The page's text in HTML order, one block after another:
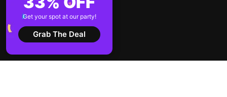
contextuelle sur n'importe quel
site Web
Voir tous les articles
Get your spot at our party!
Grab The Deal